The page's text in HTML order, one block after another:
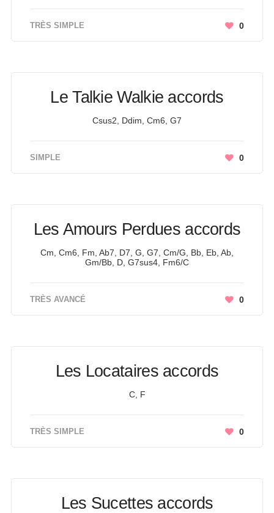
TRÈS SIMPLE 0
Le Talkie Walkie accords
Csus2, Ddim, Cm6, G7
SIMPLE 0
Les Amours Perdues accords
Cm, Cm6, Fm, Ab7, D7, G, G7, Cm/G, Bb, Eb, Ab,
Gm/Bb, D, G7sus4, Fm6/C
TRÈS AVANCÉ 0
Les Locataires accords
C, F
TRÈS SIMPLE 0
Les Sucettes accords